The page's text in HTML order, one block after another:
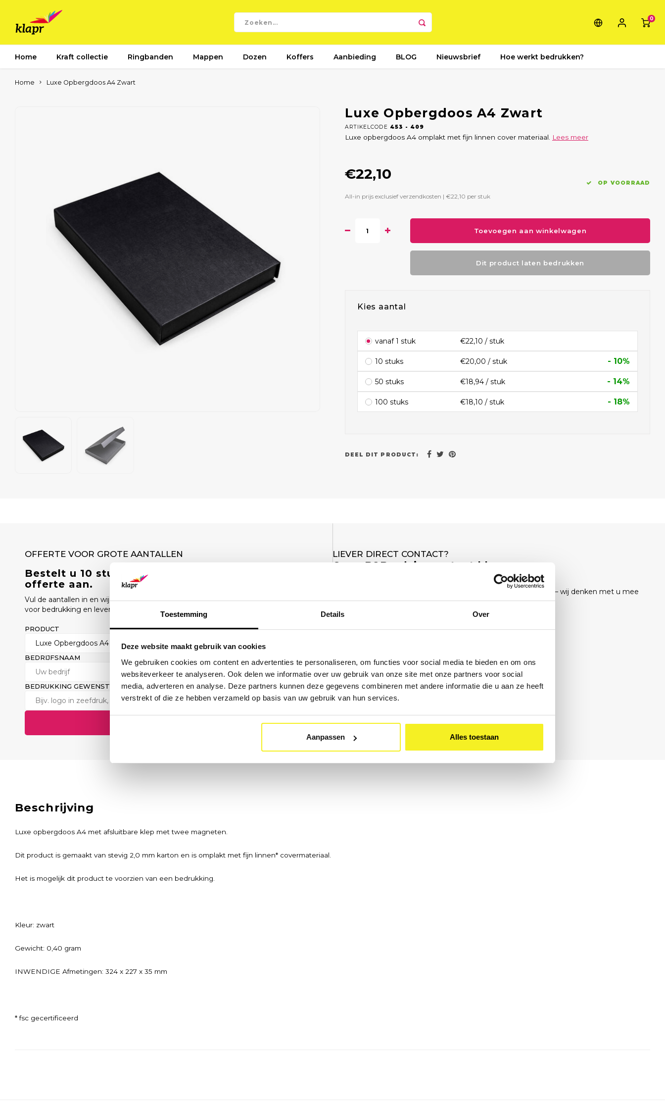
Toestemming Details Over
Deze website maakt gebruik van cookies
We gebruiken cookies om content en advertenties te personaliseren, om functies voor social media te bieden en om ons
websiteverkeer te analyseren. Ook delen we informatie over uw gebruik van onze site met onze partners voor social
media, adverteren en analyse. Deze partners kunnen deze gegevens combineren met andere informatie die u aan ze heeft
verstrekt of die ze hebben verzameld op basis van uw gebruik van hun services.
Aanpassen Alles toestaan
0
Home Kraft collectie Ringbanden Mappen Dozen Koffers Aanbieding BLOG Nieuwsbrief Hoe werkt bedrukken?
Home Luxe Opbergdoos A4 Zwart
Luxe Opbergdoos A4 Zwart
ARTIKELCODE 453 - 409
Luxe opbergdoos A4 omplakt met fijn linnen cover materiaal. Lees meer
€22,10
All-in prijs exclusief verzendkosten | €22,10 per stuk
OP VOORRAAD
Toevoegen aan winkelwagen
Dit product laten bedrukken
Kies aantal
vanaf 1 stuk €22,10 / stuk
10 stuks €20,00 / stuk - 10%
50 stuks €18,94 / stuk - 14%
100 stuks €18,10 / stuk - 18%
DEEL DIT PRODUCT:
OFFERTE VOOR GROTE AANTALLEN
Bestelt u 10 stuks of meer? Vraag een scherpe
offerte aan.
Vul de aantallen in en wij sturen u binnen 1 werkdag een offerte op maat, inclusief opties
voor bedrukking en levertijd.
PRODUCT AANTAL
BEDRIJFSNAAM ZAKELIJK E-MAIL
BEDRUKKING GEWENST? (OPTIONEEL)
LIEVER DIRECT CONTACT?
Onze B2B-adviseur staat klaar.
Geen tijd voor een formulier? Bel, mail of stuur ons een bericht — wij denken met u mee
over formaat, materiaal en bedrukking.
Nu bereikbaar · Ma–Vr 09:00 – 17:00
Beschrijving
Luxe opbergdoos A4 met afsluitbare klep met twee magneten.
Dit product is gemaakt van stevig 2,0 mm karton en is omplakt met fijn linnen* covermateriaal.
Het is mogelijk dit product te voorzien van een bedrukking.
Kleur: zwart
Gewicht: 0,40 gram
INWENDIGE Afmetingen: 324 x 227 x 35 mm
* fsc gecertificeerd